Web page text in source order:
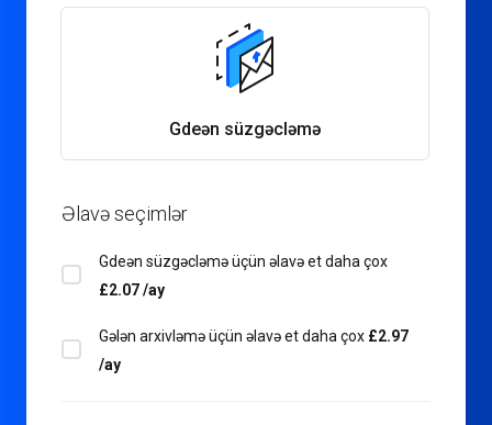
Gdeən süzgəcləmə
Əlavə seçimlər
Gdeən süzgəcləmə üçün əlavə etdaha çox
£2.07 /ay
Gələn arxivləmə üçün əlavə etdaha çox £2.97
/ay